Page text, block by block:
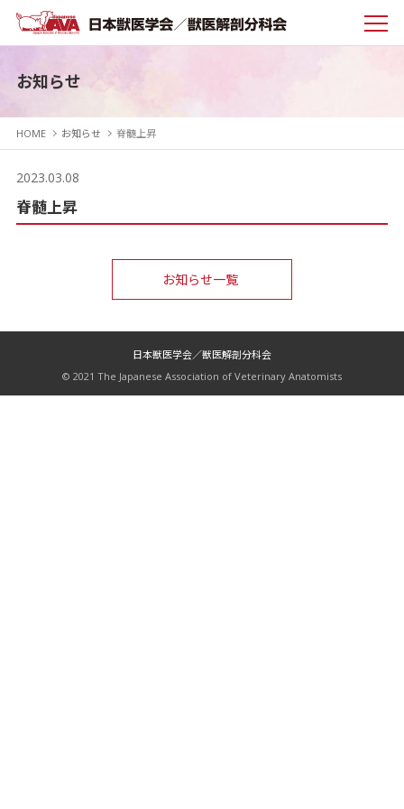
お知らせ
HOME お知らせ 脊髄上昇
2023.03.08
脊髄上昇
お知らせ一覧
日本獣医学会／獣医解剖分科会
© 2021 The Japanese Association of Veterinary Anatomists